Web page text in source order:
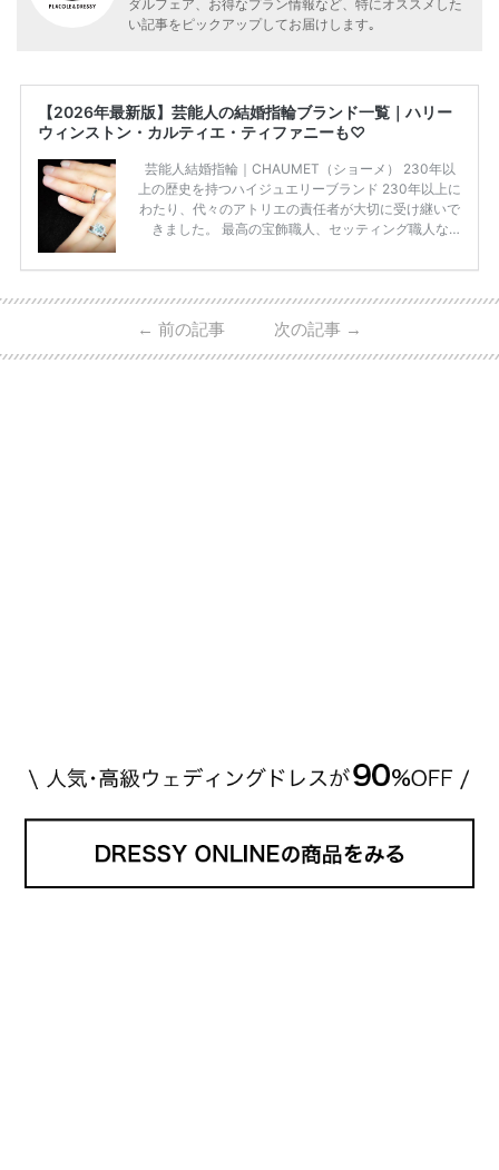
ダルフェア、お得なプラン情報など、特にオススメした
い記事をピックアップしてお届けします｡
【2026年最新版】芸能人の結婚指輪ブランド一覧｜ハリー
ウィンストン・カルティエ・ティファニーも♡
芸能人結婚指輪｜CHAUMET（ショーメ） 230年以
上の歴史を持つハイジュエリーブランド 230年以上に
わたり、代々のアトリエの責任者が大切に受け継いで
きました。 最高の宝飾職人、セッティング職人な
高品質の宝石を扱っています。 至高のデザインと品
ん・魔裟斗さんの婚約指輪 魔裟斗さんが矢沢さんに
贈られた指輪は1カラットのものです。 ショーメの価
← 前の記事 次の記事 →